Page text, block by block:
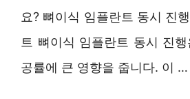
요? 뼈이식 임플란트 동시 진
트 뼈이식 임플란트 동시 진
공률에 큰 영향을 줍니다. 이 …